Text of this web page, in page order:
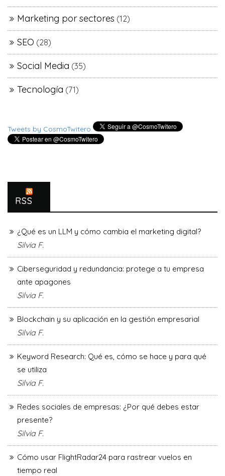
Marketing por sectores (12)
SEO (28)
Social Media (35)
Tecnología (71)
Tweets by CosmoTwitero
RSS
¿Qué es un LLM y cómo cambia el marketing digital?
Silvia F.
Ciberseguridad y redundancia: protege a tu empresa
ante apagones
Silvia F.
Blockchain y su aplicación en la gestión empresarial
Silvia F.
Keyword Research: Qué es, cómo se hace y para qué
se utiliza
Silvia F.
Redes sociales de empresas: ¿Por qué debes estar
presente?
Silvia F.
Cómo usar FlightRadar24 para rastrear vuelos en
tiempo real